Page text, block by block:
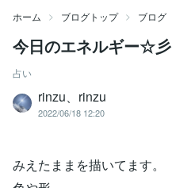
ホーム ブログトップ ブログ
今日のエネルギー☆彡
占い
rinzu、rinzu
2022/06/18 12:20
みえたままを描いてます。